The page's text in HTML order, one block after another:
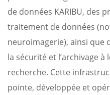
de données KARIBU, des
traitement de données
neuroimagerie), ainsi que
la sécurité et l’archivage
recherche. Cette
pointe, développée et